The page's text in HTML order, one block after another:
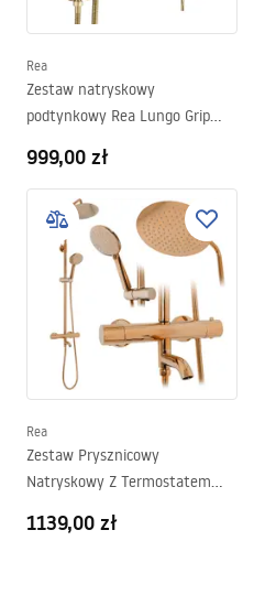
Rea
Zestaw natryskowy
podtynkowy Rea Lungo Grip
999,00 zł
Rea
Zestaw Prysznicowy
Natryskowy Z Termostatem
1139,00 zł